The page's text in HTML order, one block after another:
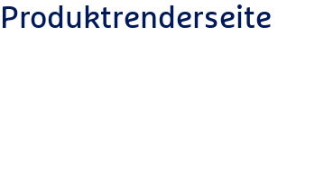
Produktrenderseite